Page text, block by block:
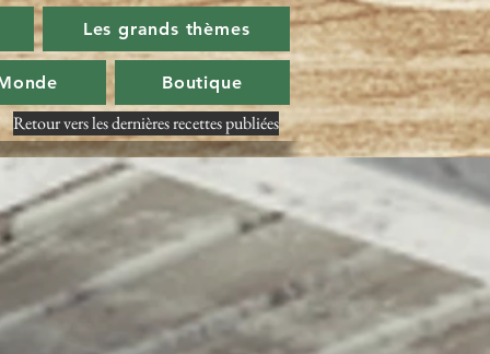
Les grands thèmes
Boutique
Retour vers les dernières recettes publiées